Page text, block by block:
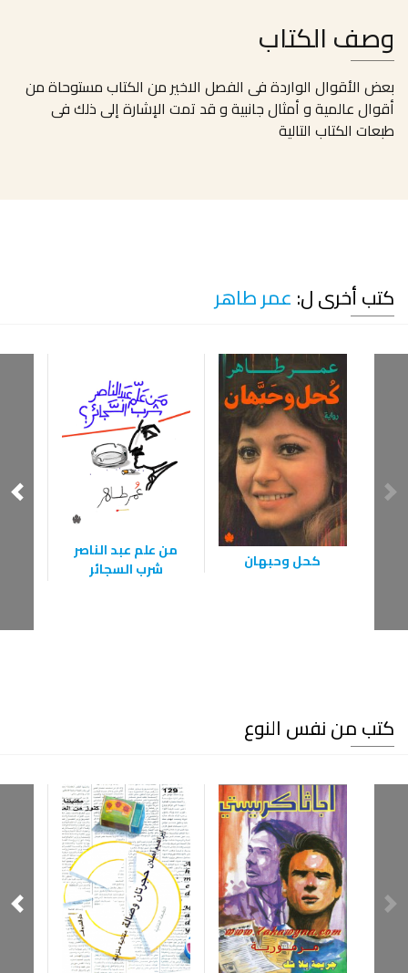
وصف الكتاب
بعض الأقوال الواردة فى الفصل الاخير من الكتاب مستوحاة من
أقوال عالمية و أمثال جانبية و قد تمت الإشارة إلى ذلك فى
طبعات الكتاب التالية
كتب أخرى ل: عمر طاهر
كحل وحبهان
من علم عبد الناصر
شرب السجائر
كتب من نفس النوع